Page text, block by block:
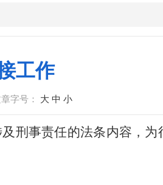
工作
字号： 大 中 小
刑事责任的法条内容，为